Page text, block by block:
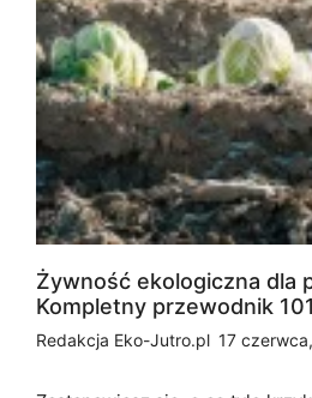
Żywność ekologiczna dla
Kompletny przewodnik 101
Redakcja Eko-Jutro.pl 17